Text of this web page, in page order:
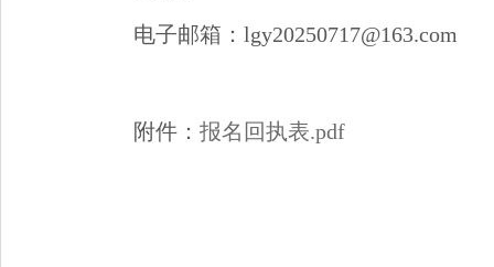
电子邮箱：lgy20250717@163.com
附件： 报名回执表.pdf